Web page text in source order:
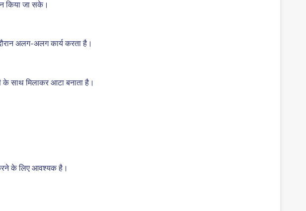
किया जा सके।
अलग-अलग कार्य करता है।
साथ मिलाकर आटा बनाता है।
करने के लिए आवश्यक है।